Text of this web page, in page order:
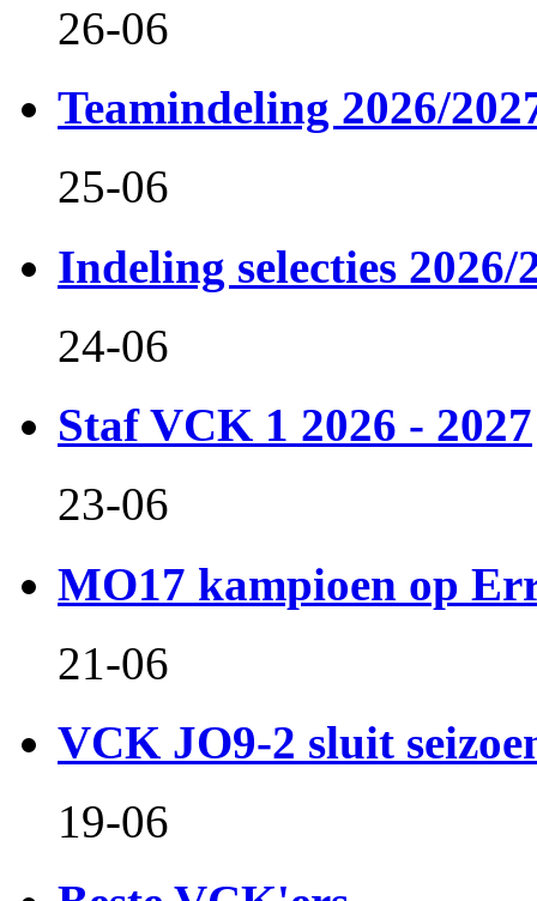
26-06
Teamindeling 2026/
25-06
Indeling selecties 2026/
24-06
Staf VCK 1 2026 - 2027
23-06
MO17 kampioen op
21-06
VCK JO9-2 sluit
19-06